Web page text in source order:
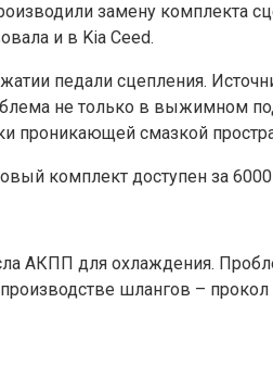
замену комплекта
и в Kia Ceed.
педали сцепления.
не только в выжимном
проникающей смазкой
комплект доступен за
АКПП для охлаждения.
шлангов – прокол